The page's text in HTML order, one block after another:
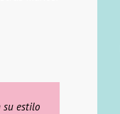
su estilo